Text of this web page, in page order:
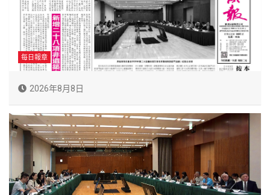
每日報章
2026年8月8日